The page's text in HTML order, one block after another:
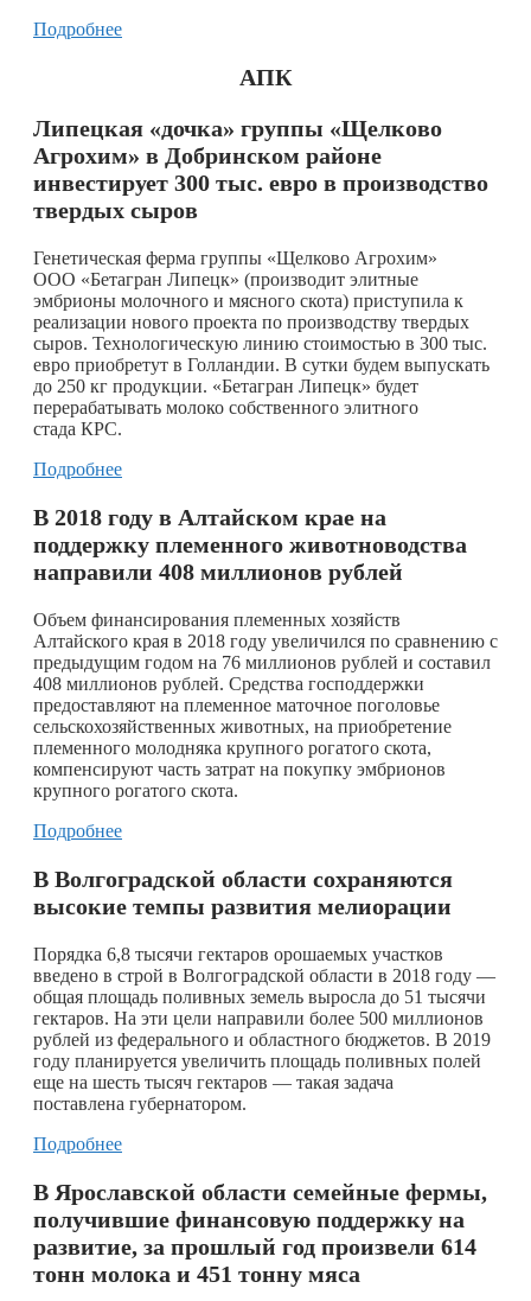
Подробнее
АПК
Липецкая «дочка» группы «Щелково
Агрохим» в Добринском районе
инвестирует 300 тыс. евро в производство
твердых сыров
Генетическая ферма группы «Щелково Агрохим»
ООО «Бетагран Липецк» (производит элитные
эмбрионы молочного и мясного скота) приступила к
реализации нового проекта по производству твердых
сыров. Технологическую линию стоимостью в 300 тыс.
евро приобретут в Голландии. В сутки будем выпускать
до 250 кг продукции. «Бетагран Липецк» будет
перерабатывать молоко собственного элитного
стада КРС.
Подробнее
В 2018 году в Алтайском крае на
поддержку племенного животноводства
направили 408 миллионов рублей
Объем финансирования племенных хозяйств
Алтайского края в 2018 году увеличился по сравнению с
предыдущим годом на 76 миллионов рублей и составил
408 миллионов рублей. Средства господдержки
предоставляют на племенное маточное поголовье
сельскохозяйственных животных, на приобретение
племенного молодняка крупного рогатого скота,
компенсируют часть затрат на покупку эмбрионов
крупного рогатого скота.
Подробнее
В Волгоградской области сохраняются
высокие темпы развития мелиорации
Порядка 6,8 тысячи гектаров орошаемых участков
введено в строй в Волгоградской области в 2018 году —
общая площадь поливных земель выросла до 51 тысячи
гектаров. На эти цели направили более 500 миллионов
рублей из федерального и областного бюджетов. В 2019
году планируется увеличить площадь поливных полей
еще на шесть тысяч гектаров — такая задача
поставлена губернатором.
Подробнее
В Ярославской области семейные фермы,
получившие финансовую поддержку на
развитие, за прошлый год произвели 614
тонн молока и 451 тонну мяса